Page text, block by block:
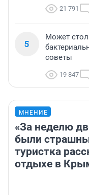
21 791
5
Может
советы
19 847
МНЕНИЕ
«За неделю
были
туристка
отдыхе в